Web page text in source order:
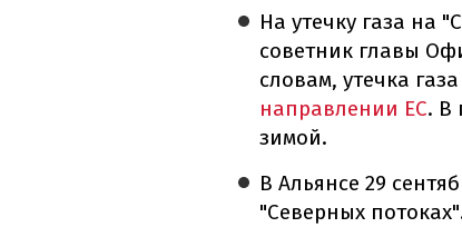
На утечку газа на
советник главы
словам, утечка
направлении ЕС. В
зимой.
В Альянсе 29
"Северных